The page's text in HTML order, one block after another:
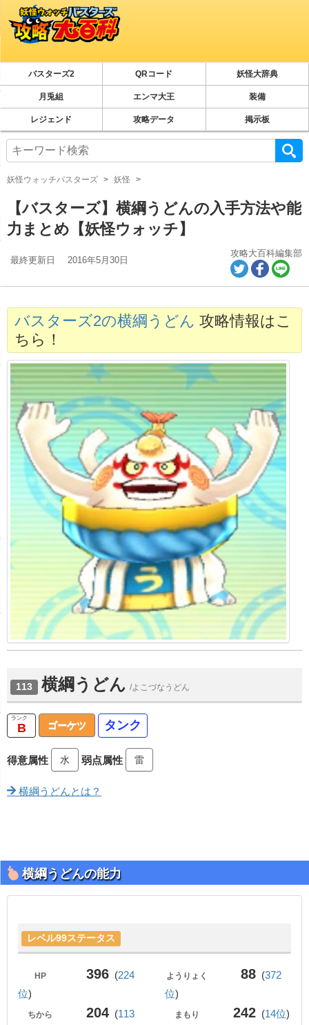
バスターズ2 QRコード 妖怪大辞典
月兎組 エンマ大王 装備
レジェンド 攻略データ 掲示板
妖怪ウォッチバスターズ 妖怪
【バスターズ】横綱うどんの入手方法や能
力まとめ【妖怪ウォッチ】
最終更新日 2016年5月30日
攻略大百科編集部
バスターズ2の横綱うどん 攻略情報はこ
ちら！
113 横綱うどん /よこづなうどん
B ゴーケツ タンク
得意属性 水 弱点属性 雷
横綱うどんとは？
横綱うどんの能力
レベル99ステータス
HP 396 (224
位)
ちから 204 (113
ようりょく 88 (372
位)
まもり 242 (14位)